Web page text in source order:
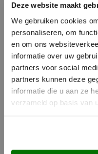
Deze website maakt
We gebruiken cookies
personaliseren, om
en om ons
informatie over uw
partners voor social
partners kunnen deze
informatie die u aan ze
verzameld op basis van
Wij beschouwen